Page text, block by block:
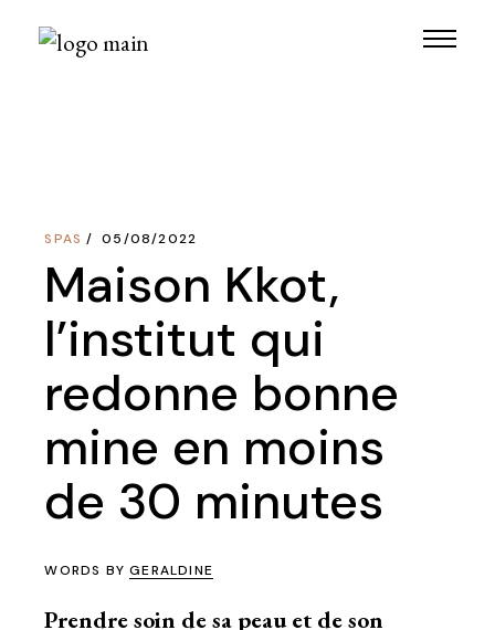
SPAS 05/08/2022
Maison Kkot,
l’institut qui
redonne bonne
mine en moins
de 30 minutes
WORDS BYGERALDINE
Prendre soin de sa peau et de son